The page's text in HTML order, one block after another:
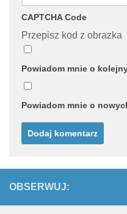
CAPTCHA Code
Przepisz kod z obrazka
Powiadom mnie o
Powiadom mnie o
OBSERWUJ: